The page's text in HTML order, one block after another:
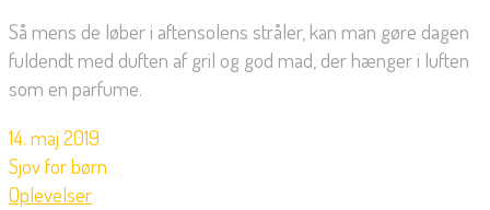
Så mens de løber i aftensolens stråler, kan man gøre dagen
fuldendt med duften af gril og god mad, der hænger i luften
som en parfume.
14. maj 2019
Sjov for børn
Oplevelser